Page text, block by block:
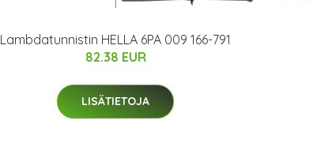
Lambdatunnistin HELLA 6PA 009 166-791
82.38 EUR
LISÄTIETOJA